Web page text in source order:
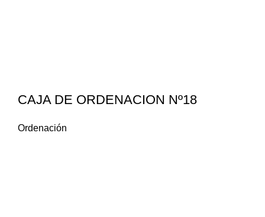
CAJA DE ORDENACION Nº18
Ordenación